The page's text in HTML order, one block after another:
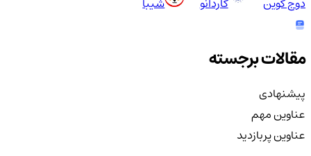
مقالات برجسته
پیشنهادی
عناوین مهم
عناوین پربازدید